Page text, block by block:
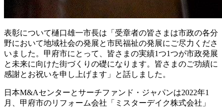
表彰について樋口雄一市長は「受章者の皆さまは市政の各分
野において地域社会の発展と市民福祉の発展にご尽力くださ
いました。甲府市にとって、皆さまの実績1つ1つが市政発展
と未来に向けた街づくりの礎になります。皆さまのご功績に
感謝とお祝いを申し上げます」と話しました。
日本M&Aセンターとサーチファンド・ジャパンは2022年1
月、甲府市のリフォーム会社「ミスターデイク株式会社」